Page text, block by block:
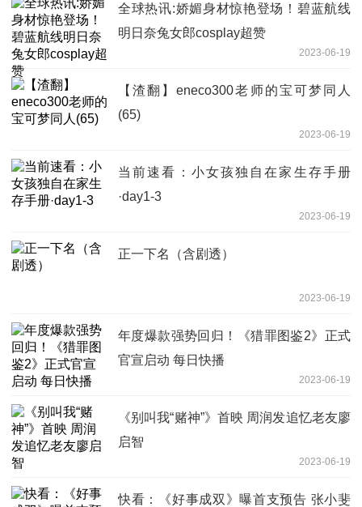
全球热讯:娇媚身材惊艳登场！碧蓝航线
明日奈兔女郎cosplay超赞
2023-06-19
【渣翻】eneco300老师的宝可梦同人
(65)
2023-06-19
当前速看：小女孩独自在家生存手册
·day1-3
2023-06-19
正一下名（含剧透）
2023-06-19
年度爆款强势回归！《猎罪图鉴2》正式
官宣启动 每日快播
2023-06-19
《别叫我“赌神”》首映 周润发追忆老友廖
启智
2023-06-19
快看：《好事成双》曝首支预告 张小斐